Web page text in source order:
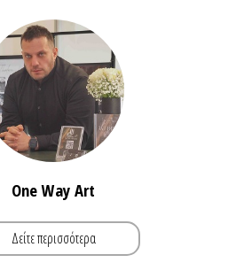
One Way Art
Δείτε περισσότερα